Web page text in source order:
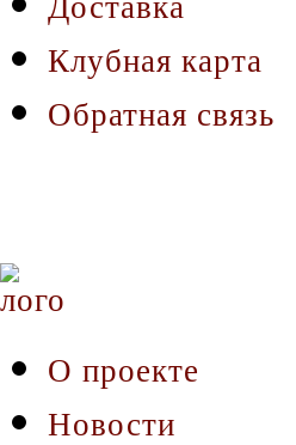
Доставка
Клубная карта
Обратная связь
О проекте
Новости